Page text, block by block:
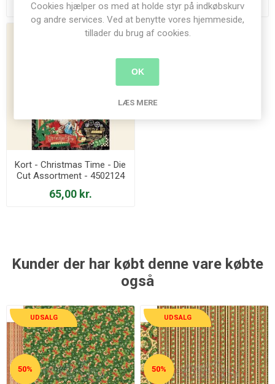
115,00 kr. 58,00 kr.
Kort - Christmas Time - Die
Cut Assortment - 4502124
65,00 kr.
Kunder der har købt denne vare købte
også
UDSALG
50%
UDSALG
50%
Cookies hjælper os med at holde styr på indkøbskurv
og andre services. Ved at benytte vores hjemmeside,
tillader du brug af cookies.
OK
LÆS MERE